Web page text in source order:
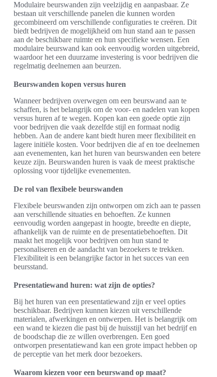
Modulaire beurswanden zijn veelzijdig en aanpasbaar. Ze
bestaan uit verschillende panelen die kunnen worden
gecombineerd om verschillende configuraties te creëren. Dit
biedt bedrijven de mogelijkheid om hun stand aan te passen
aan de beschikbare ruimte en hun specifieke wensen. Een
modulaire beurswand kan ook eenvoudig worden uitgebreid,
waardoor het een duurzame investering is voor bedrijven die
regelmatig deelnemen aan beurzen.
Beurswanden kopen versus huren
Wanneer bedrijven overwegen om een beurswand aan te
schaffen, is het belangrijk om de voor- en nadelen van kopen
versus huren af te wegen. Kopen kan een goede optie zijn
voor bedrijven die vaak dezelfde stijl en formaat nodig
hebben. Aan de andere kant biedt huren meer flexibiliteit en
lagere initiële kosten. Voor bedrijven die af en toe deelnemen
aan evenementen, kan het huren van beurswanden een betere
keuze zijn. Beurswanden huren is vaak de meest praktische
oplossing voor tijdelijke evenementen.
De rol van flexibele beurswanden
Flexibele beurswanden zijn ontworpen om zich aan te passen
aan verschillende situaties en behoeften. Ze kunnen
eenvoudig worden aangepast in hoogte, breedte en diepte,
afhankelijk van de ruimte en de presentatiebehoeften. Dit
maakt het mogelijk voor bedrijven om hun stand te
personaliseren en de aandacht van bezoekers te trekken.
Flexibiliteit is een belangrijke factor in het succes van een
beursstand.
Presentatiewand huren: wat zijn de opties?
Bij het huren van een presentatiewand zijn er veel opties
beschikbaar. Bedrijven kunnen kiezen uit verschillende
materialen, afwerkingen en ontwerpen. Het is belangrijk om
een wand te kiezen die past bij de huisstijl van het bedrijf en
de boodschap die ze willen overbrengen. Een goed
ontworpen presentatiewand kan een grote impact hebben op
de perceptie van het merk door bezoekers.
Waarom kiezen voor een beurswand op maat?